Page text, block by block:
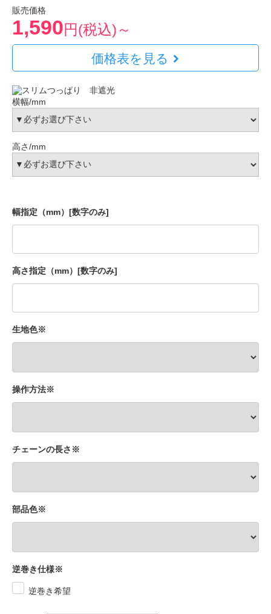
販売価格
1,590円(税込)～
価格表を見る
横幅/mm
高さ/mm
幅指定（mm）[数字のみ]
高さ指定（mm）[数字のみ]
生地色※
操作方法※
チェーンの長さ※
部品色※
逆巻き仕様※
逆巻き希望